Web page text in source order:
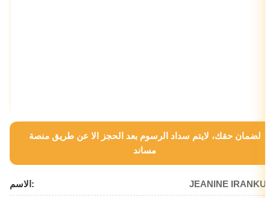
لضمان حقك، لايتم سداد الرسوم بعد الحجز الا عن طريق منصة
مساند
الاسم: JEANINE